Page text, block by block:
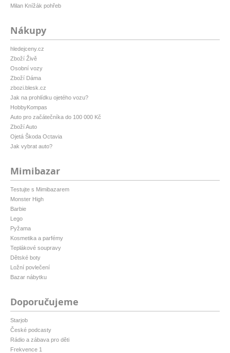
Milan Knížák pohřeb
Nákupy
hledejceny.cz
Zboží Živě
Osobní vozy
Zboží Dáma
zbozi.blesk.cz
Jak na prohlídku ojetého vozu?
HobbyKompas
Auto pro začátečníka do 100 000 Kč
Zboží Auto
Ojetá Škoda Octavia
Jak vybrat auto?
Mimibazar
Testujte s Mimibazarem
Monster High
Barbie
Lego
Pyžama
Kosmetika a parfémy
Teplákové soupravy
Dětské boty
Ložní povlečení
Bazar nábytku
Doporučujeme
Starjob
České podcasty
Rádio a zábava pro děti
Frekvence 1